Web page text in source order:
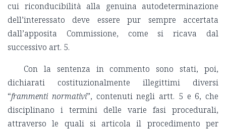
cui riconducibilità alla genuina autodeterminazione
dell’interessato deve essere pur sempre accertata
dall’apposita Commissione, come si ricava dal
successivo art. 5.
Con la sentenza in commento sono stati, poi,
dichiarati costituzionalmente illegittimi diversi
“frammenti normativi”, contenuti negli artt. 5 e 6, che
disciplinano i termini delle varie fasi procedurali,
attraverso le quali si articola il procedimento per